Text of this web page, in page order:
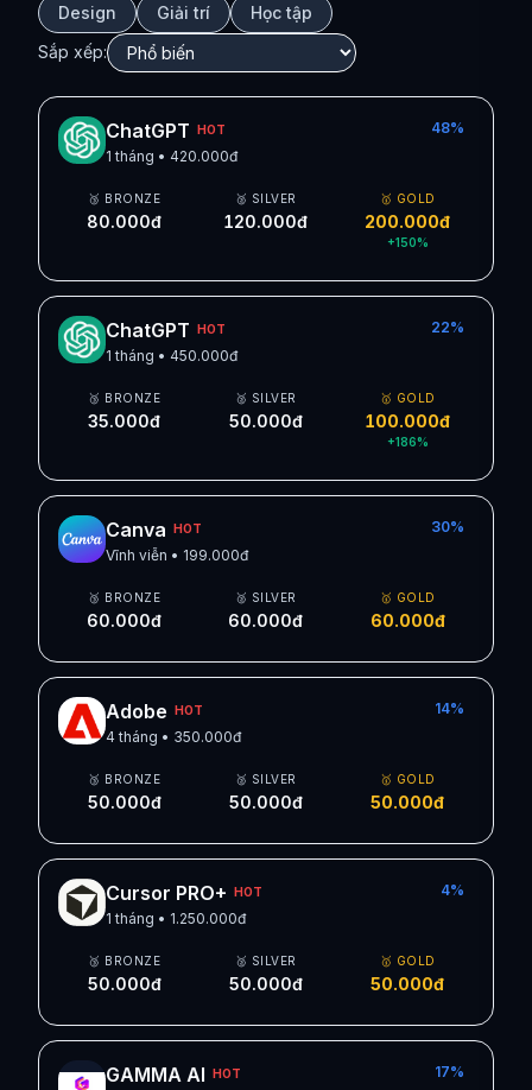
Design
Giải trí
Học tập
Sắp xếp:
ChatGPT HOT
1 tháng • 420.000đ
48%
🥉 BRONZE
80.000đ
🥈 SILVER
120.000đ
🥇 GOLD
200.000đ
+150%
ChatGPT HOT
1 tháng • 450.000đ
22%
🥉 BRONZE
35.000đ
🥈 SILVER
50.000đ
🥇 GOLD
100.000đ
+186%
Canva HOT
Vĩnh viễn • 199.000đ
30%
🥉 BRONZE
60.000đ
🥈 SILVER
60.000đ
🥇 GOLD
60.000đ
Adobe HOT
4 tháng • 350.000đ
14%
🥉 BRONZE
50.000đ
🥈 SILVER
50.000đ
🥇 GOLD
50.000đ
Cursor PRO+ HOT
1 tháng • 1.250.000đ
4%
🥉 BRONZE
50.000đ
🥈 SILVER
50.000đ
🥇 GOLD
50.000đ
GAMMA AI HOT 17%